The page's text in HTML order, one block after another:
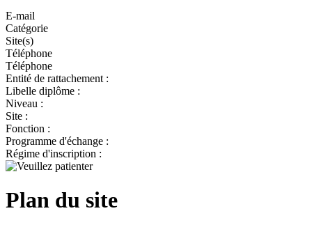
E-mail
Catégorie
Site(s)
Téléphone
Téléphone
Entité de rattachement :
Libelle diplôme :
Niveau :
Site :
Fonction :
Programme d'échange :
Régime d'inscription :
Plan du site